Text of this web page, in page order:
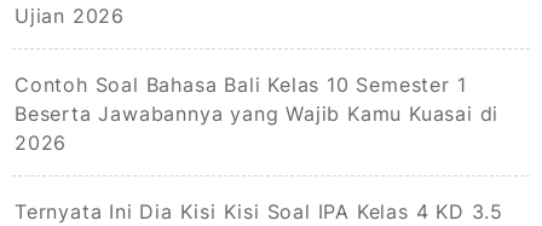
Ujian 2026
Contoh Soal Bahasa Bali Kelas 10 Semester 1
Beserta Jawabannya yang Wajib Kamu Kuasai di
2026
Ternyata Ini Dia Kisi Kisi Soal IPA Kelas 4 KD 3.5